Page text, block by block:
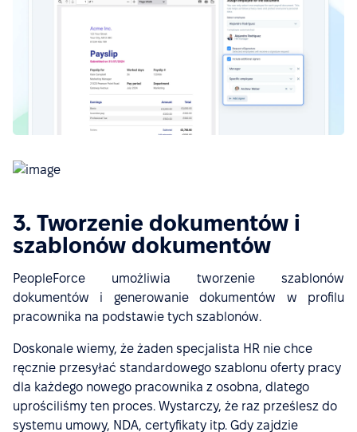
3. Tworzenie dokumentów i
szablonów dokumentów
PeopleForce umożliwia tworzenie szablonów
dokumentów i generowanie dokumentów w profilu
pracownika na podstawie tych szablonów.
Doskonale wiemy, że żaden specjalista HR nie chce
ręcznie przesyłać standardowego szablonu oferty pracy
dla każdego nowego pracownika z osobna, dlatego
uprościliśmy ten proces. Wystarczy, że raz prześlesz do
systemu umowy, NDA, certyfikaty itp. Gdy zajdzie